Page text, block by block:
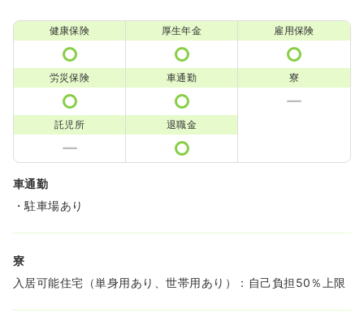
健康保険 厚生年金 雇用保険
労災保険 車通勤 寮
託児所 退職金
車通勤
・駐車場あり
寮
入居可能住宅（単身用あり、世帯用あり）：自己負担50％上限